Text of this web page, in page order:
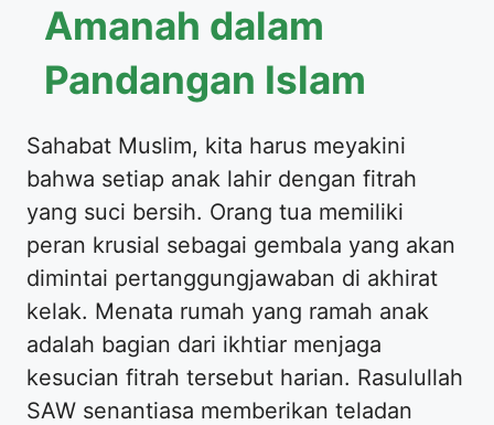
Amanah dalam
Pandangan Islam
Sahabat Muslim, kita harus meyakini
bahwa setiap anak lahir dengan fitrah
yang suci bersih. Orang tua memiliki
peran krusial sebagai gembala yang akan
dimintai pertanggungjawaban di akhirat
kelak. Menata rumah yang ramah anak
adalah bagian dari ikhtiar menjaga
kesucian fitrah tersebut harian. Rasulullah
SAW senantiasa memberikan teladan